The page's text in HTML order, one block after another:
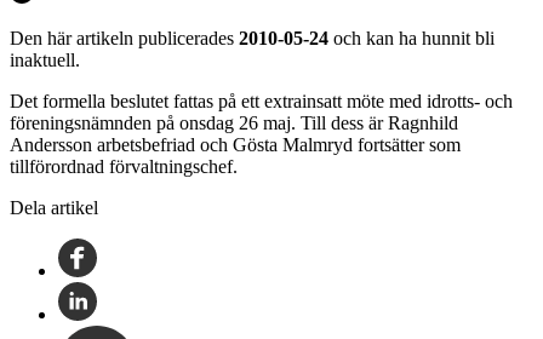
Den här artikeln publicerades 2010-05-24 och kan ha hunnit bli
inaktuell.
Det formella beslutet fattas på ett extrainsatt möte med idrotts- och
föreningsnämnden på onsdag 26 maj. Till dess är Ragnhild
Andersson arbetsbefriad och Gösta Malmryd fortsätter som
tillförordnad förvaltningschef.
Dela artikel